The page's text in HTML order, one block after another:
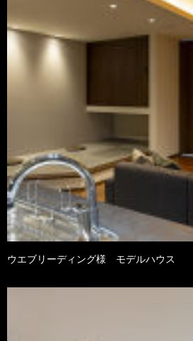
ウエブリーディング様 モデルハウス